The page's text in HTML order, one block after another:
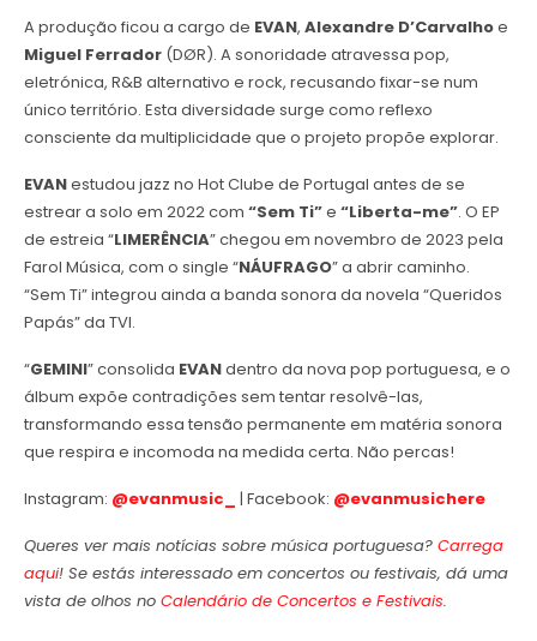
A produção ficou a cargo de EVAN, Alexandre D’Carvalhoe
Miguel Ferrador(DØR). A sonoridade atravessa pop,
eletrónica, R&B alternativo e rock, recusando fixar-se num
único território. Esta diversidade surge como reflexo
consciente da multiplicidade que o projeto propõe explorar.
EVANestudou jazz no Hot Clube de Portugal antes de se
estrear a solo em 2022 com “Sem Ti”e “Liberta-me”. O EP
de estreia “LIMERÊNCIA” chegou em novembro de 2023 pela
Farol Música, com o single “NÁUFRAGO” a abrir caminho.
“Sem Ti” integrou ainda a banda sonora da novela “Queridos
Papás” da TVI.
“GEMINI” consolida EVANdentro da nova pop portuguesa, e o
álbum expõe contradições sem tentar resolvê-las,
transformando essa tensão permanente em matéria sonora
que respira e incomoda na medida certa. Não percas!
Instagram: @evanmusic_ | Facebook: @evanmusichere
Queres ver mais notícias sobre música portuguesa? Carrega
aqui! Se estás interessado em concertos ou festivais, dá uma
vista de olhos no Calendário de Concertos e Festivais.